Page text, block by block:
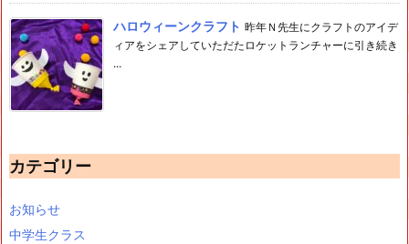
ハロウィーンクラフト 昨年Ｎ先生にクラフトのアイデ
ィアをシェアしていただたロケットランチャーに引き続き
...
カテゴリー
お知らせ
中学生クラス